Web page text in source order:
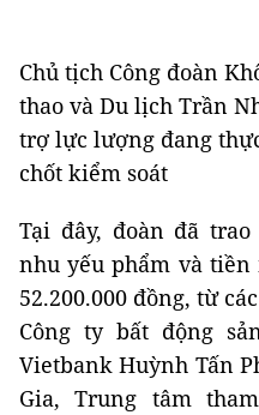
Chủ tịch Công đoàn
thao và Du lịch Trần
trợ lực lượng đang
chốt kiểm soát
Tại đây, đoàn đã
nhu yếu phẩm và
52.200.000 đồng, từ
Công ty bất động
Vietbank Huỳnh Tấn
Gia, Trung tâm